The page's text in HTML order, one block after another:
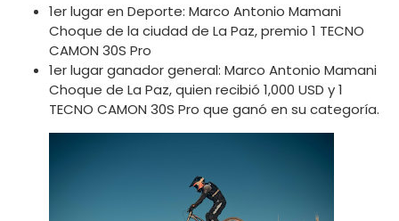
1er lugar en Deporte: Marco Antonio Mamani
Choque de la ciudad de La Paz, premio 1 TECNO
CAMON 30S Pro
1er lugar ganador general: Marco Antonio Mamani
Choque de La Paz, quien recibió 1,000 USD y 1
TECNO CAMON 30S Pro que ganó en su categoría.